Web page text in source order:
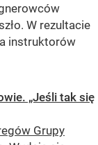
W rezultacie
instruktorów
„Jeśli tak się
Grupy